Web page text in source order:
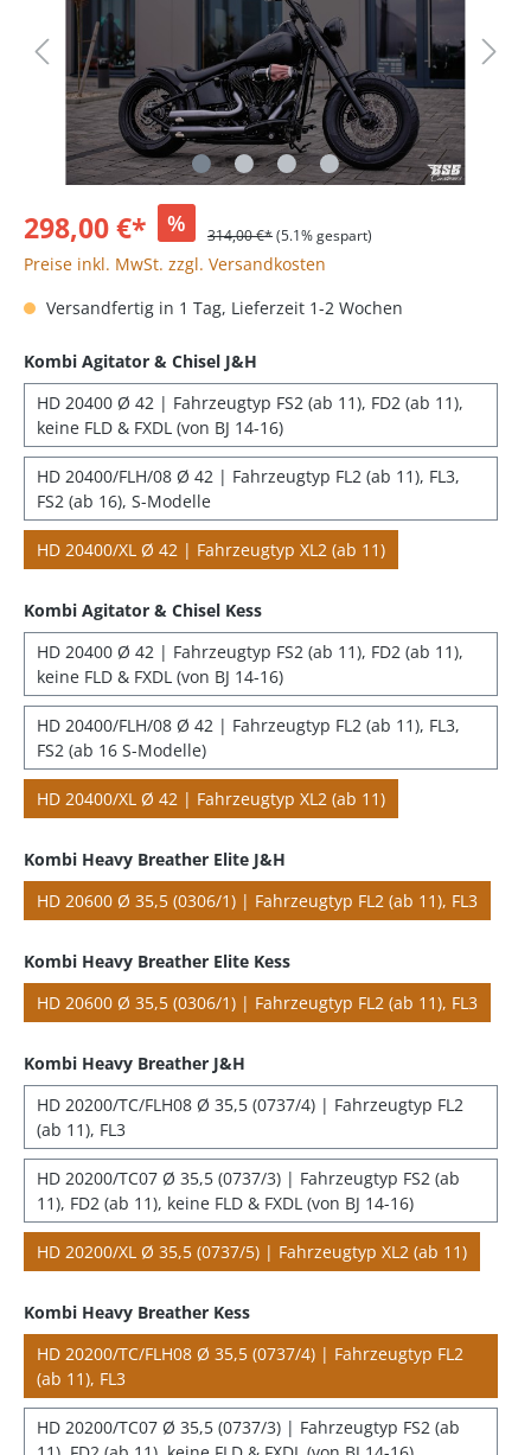
298,00 €* % 314,00 €*(5.1% gespart)
Preise inkl. MwSt. zzgl. Versandkosten
Versandfertig in 1 Tag, Lieferzeit 1-2 Wochen
Kombi Agitator & Chisel J&H
HD 20400 Ø 42 | Fahrzeugtyp FS2 (ab 11), FD2 (ab 11),
keine FLD & FXDL (von BJ 14-16)
HD 20400/FLH/08 Ø 42 | Fahrzeugtyp FL2 (ab 11), FL3,
FS2 (ab 16), S-Modelle
HD 20400/XL Ø 42 | Fahrzeugtyp XL2 (ab 11)
Kombi Agitator & Chisel Kess
HD 20400 Ø 42 | Fahrzeugtyp FS2 (ab 11), FD2 (ab 11),
keine FLD & FXDL (von BJ 14-16)
HD 20400/FLH/08 Ø 42 | Fahrzeugtyp FL2 (ab 11), FL3,
FS2 (ab 16 S-Modelle)
HD 20400/XL Ø 42 | Fahrzeugtyp XL2 (ab 11)
Kombi Heavy Breather Elite J&H
HD 20600 Ø 35,5 (0306/1) | Fahrzeugtyp FL2 (ab 11), FL3
Kombi Heavy Breather Elite Kess
HD 20600 Ø 35,5 (0306/1) | Fahrzeugtyp FL2 (ab 11), FL3
Kombi Heavy Breather J&H
HD 20200/TC/FLH08 Ø 35,5 (0737/4) | Fahrzeugtyp FL2
(ab 11), FL3
HD 20200/TC07 Ø 35,5 (0737/3) | Fahrzeugtyp FS2 (ab
11), FD2 (ab 11), keine FLD & FXDL (von BJ 14-16)
HD 20200/XL Ø 35,5 (0737/5) | Fahrzeugtyp XL2 (ab 11)
Kombi Heavy Breather Kess
HD 20200/TC/FLH08 Ø 35,5 (0737/4) | Fahrzeugtyp FL2
(ab 11), FL3
HD 20200/TC07 Ø 35,5 (0737/3) | Fahrzeugtyp FS2 (ab